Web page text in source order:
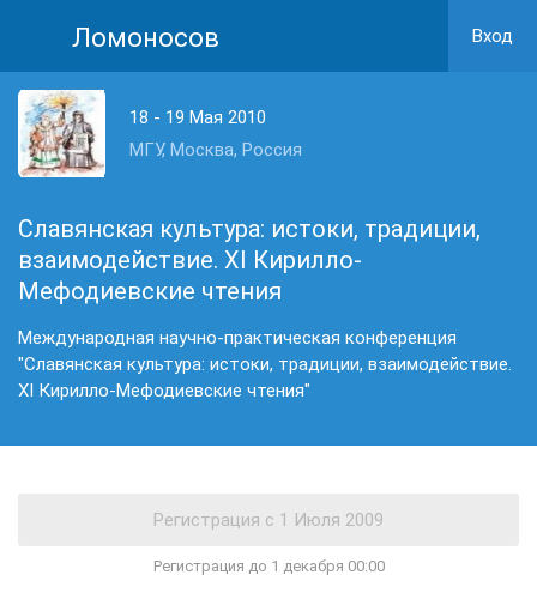
Ломоносов Вход
18 - 19 Мая 2010
МГУ, Москва, Россия
Славянская культура: истоки, традиции,
взаимодействие. XI Кирилло-
Мефодиевские чтения
Международная научно-практическая конференция
"Славянская культура: истоки, традиции, взаимодействие.
XI Кирилло-Мефодиевские чтения"
Регистрация до 1 декабря 00:00